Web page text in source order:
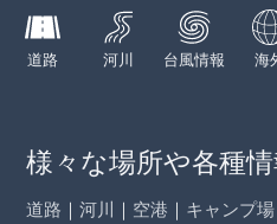
道路 河川 台風情報 海
様々な場所や各種
道路 ｜ 河川 ｜ 空港 ｜ キャンプ場